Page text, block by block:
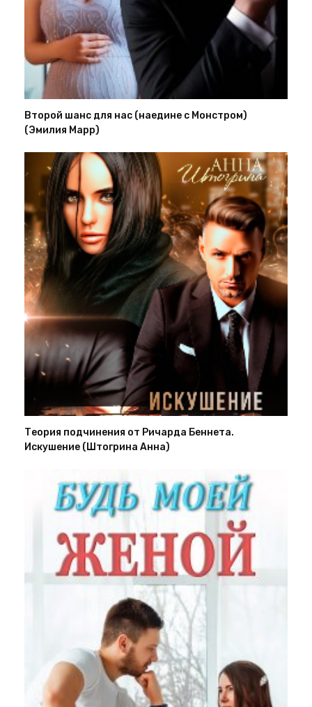
Второй шанс для нас (наедине с Монстром)
(Эмилия Марр)
Теория подчинения от Ричарда Беннета.
Искушение (Штогрина Анна)